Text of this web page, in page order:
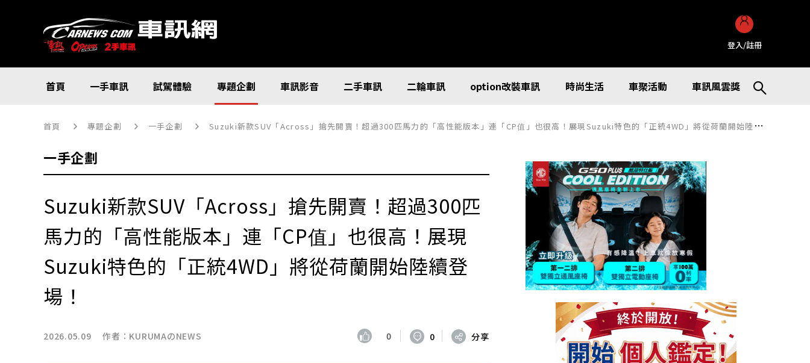
登入/註冊
首頁 一手車訊 試駕體驗 專題企劃 車訊影音 二手車訊 二輪車訊 option改裝車訊 時尚生活 車聚活動 車訊風雲獎
首頁 專題企劃 一手企劃 Suzuki新款SUV「Across」搶先開賣！超過300匹馬力的「高性能版本」連「CP值」也很高！展現Suzuki特色的「正統4WD」將從荷蘭開始陸續登場！
一手企劃
Suzuki新款SUV「Across」搶先開賣！超過300匹
馬力的「高性能版本」連「CP值」也很高！展現
Suzuki特色的「正統4WD」將從荷蘭開始陸續登
場！
2026.05.09 作者： KURUMAのNEWS 0 0 分享